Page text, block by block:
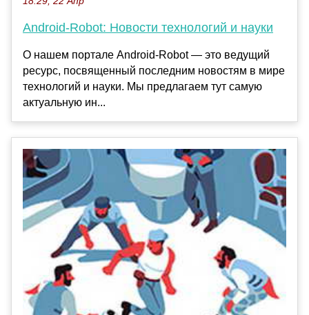
Android-Robot: Новости технологий и науки
О нашем портале Android-Robot — это ведущий
ресурс, посвященный последним новостям в мире
технологий и науки. Мы предлагаем тут самую
актуальную ин...